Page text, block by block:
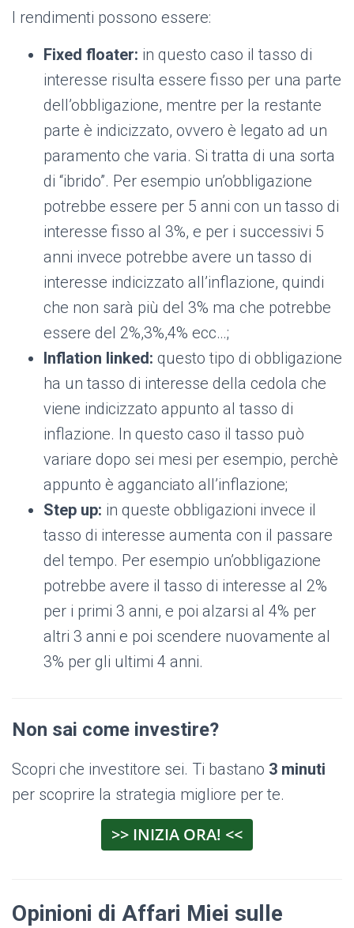
I rendimenti possono essere:
Fixed floater: in questo caso il tasso di
interesse risulta essere fisso per una parte
dell’obbligazione, mentre per la restante
parte è indicizzato, ovvero è legato ad un
paramento che varia. Si tratta di una sorta
di “ibrido”. Per esempio un’obbligazione
potrebbe essere per 5 anni con un tasso di
interesse fisso al 3%, e per i successivi 5
anni invece potrebbe avere un tasso di
interesse indicizzato all’inflazione, quindi
che non sarà più del 3% ma che potrebbe
essere del 2%,3%,4% ecc…;
Inflation linked: questo tipo di obbligazione
ha un tasso di interesse della cedola che
viene indicizzato appunto al tasso di
inflazione. In questo caso il tasso può
variare dopo sei mesi per esempio, perchè
appunto è agganciato all’inflazione;
Step up: in queste obbligazioni invece il
tasso di interesse aumenta con il passare
del tempo. Per esempio un’obbligazione
potrebbe avere il tasso di interesse al 2%
per i primi 3 anni, e poi alzarsi al 4% per
altri 3 anni e poi scendere nuovamente al
3% per gli ultimi 4 anni.
Non sai come investire?
Scopri che investitore sei. Ti bastano 3 minuti
per scoprire la strategia migliore per te.
>> INIZIA ORA! <<
Opinioni di Affari Miei sulle